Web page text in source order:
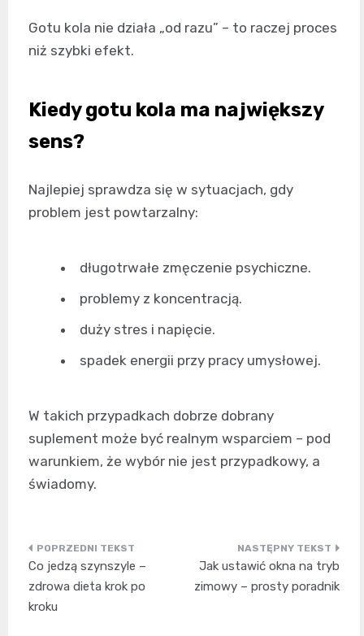
Gotu kola nie działa „od razu” – to raczej proces
niż szybki efekt.
Kiedy gotu kola ma największy
sens?
Najlepiej sprawdza się w sytuacjach, gdy
problem jest powtarzalny:
długotrwałe zmęczenie psychiczne.
problemy z koncentracją.
duży stres i napięcie.
spadek energii przy pracy umysłowej.
W takich przypadkach dobrze dobrany
suplement może być realnym wsparciem – pod
warunkiem, że wybór nie jest przypadkowy, a
świadomy.
Nawigacja
wpisu
Co jedzą szynszyle –
zdrowa dieta krok po
kroku
Jak ustawić okna na tryb
zimowy – prosty poradnik